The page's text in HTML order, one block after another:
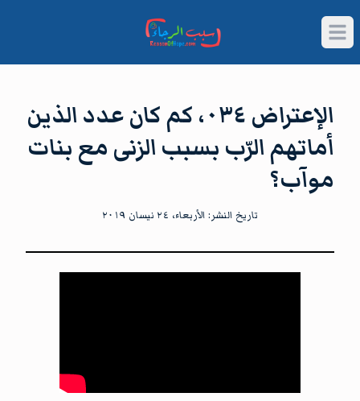
Open main menu
الإعتراض ٠٣٤، كم كان عدد الذين
أماتهم الرّب بسبب الزنى مع بنات
موآب؟
تاريخ النشر: الأربعاء، ٢٤ نيسان ٢٠١٩